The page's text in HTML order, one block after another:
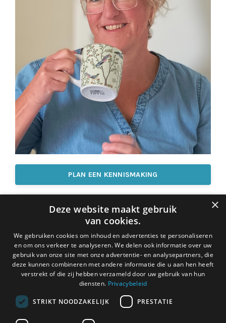
PLAN EEN KENNISMAKING
CONNECT OP LINKEDIN ×
Deze website maakt gebruik
van cookies.
We gebruiken cookies om inhoud en advertenties te personaliseren
en om ons verkeer te analyseren. We delen ook informatie over uw
gebruik van onze site met onze advertentie- en analysepartners, die
deze kunnen combineren met andere informatie die u aan hen heeft
verstrekt of die zij hebben verzameld door uw gebruik van hun
diensten. Privacybeleid
STRIKT NOODZAKELIJK PRESTATIE